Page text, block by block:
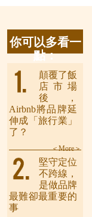
你可以多看一
點：
顛覆了飯
店市場
後，
Airbnb將品牌延
伸成「旅行業」
了？
＜More＞
堅守定位
不跨線，
是做品牌
最難卻最重要的
事